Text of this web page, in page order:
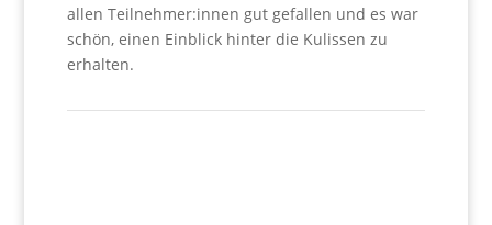
allen Teilnehmer:innen gut gefallen und es war
schön, einen Einblick hinter die Kulissen zu
erhalten.